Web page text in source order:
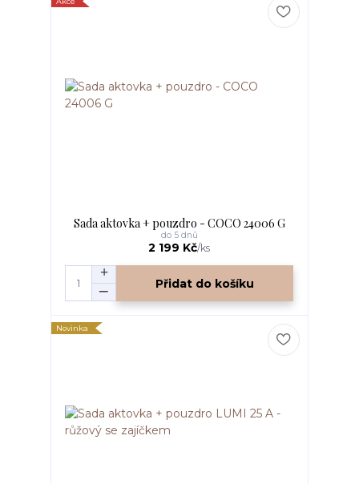
Sada aktovka + pouzdro - COCO 24006 G
2 199 Kč/ks
do 5 dnů
Přidat do košíku
Novinka